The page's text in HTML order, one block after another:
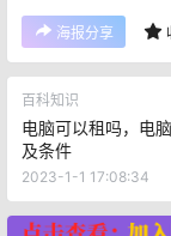
海报分享
百科知识
电脑可以租吗，电
及条件
2023-1-1 17:08:34